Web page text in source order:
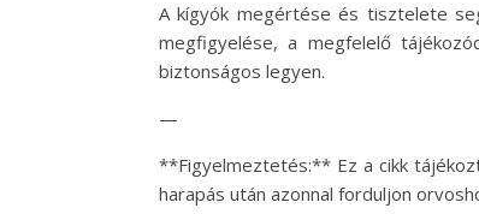
A kígyók megértése és tisztelete
megfigyelése, a megfelelő
biztonságos legyen.
—
**Figyelmeztetés:** Ez a cikk
harapás után azonnal forduljon